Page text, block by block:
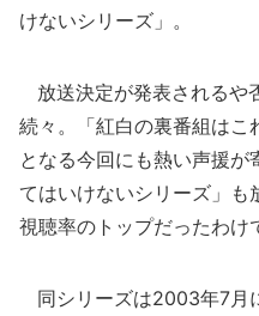
けないシリーズ」。
放送決定が発表されるや
続々。「紅白の裏番組はこ
となる今回にも熱い声援が
てはいけないシリーズ」
視聴率のトップだったわけ
同シリーズは2003年7月